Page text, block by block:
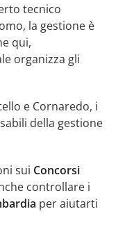
tecnico
la gestione è
qui,
organizza gli
e Cornaredo, i
della gestione
sui Concorsi
controllare i
per aiutarti